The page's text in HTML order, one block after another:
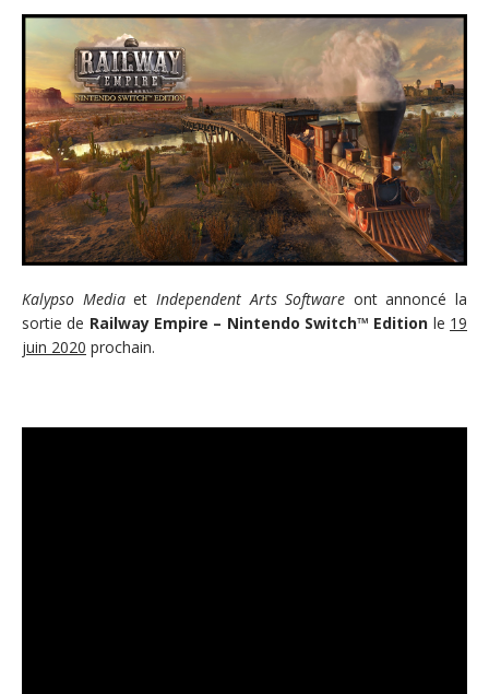
Kalypso Mediaet Independent Arts Software ont annoncé la
sortie de Railway Empire – Nintendo Switch™ Edition le 19
juin 2020 prochain.